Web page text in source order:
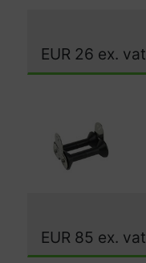
EUR 26 ex. vat
EUR 85 ex. vat